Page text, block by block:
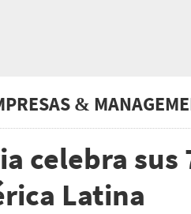
&
celebra sus
Latina